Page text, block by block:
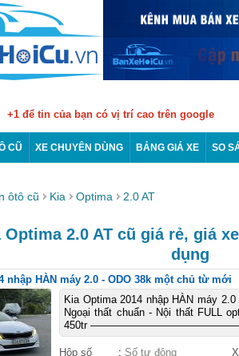
+1 để tin của bạn có vị trí cao trên google
CŨ XE CHUYÊN DÙNG BẢNG GIÁ XE SO
ôtô cũ Kia Optima 2.0 AT
Optima 2.0 AT cũ giá rẻ, giá
dụng
nhập HÀN máy 2.0 - ODO 38k một chủ từ mới
Kia Optima 2014 nhập HÀN máy
Ngoại thất chuẩn - Nội thất FULL
450tr ——————————————— Ai
Hộp số : Số tự động